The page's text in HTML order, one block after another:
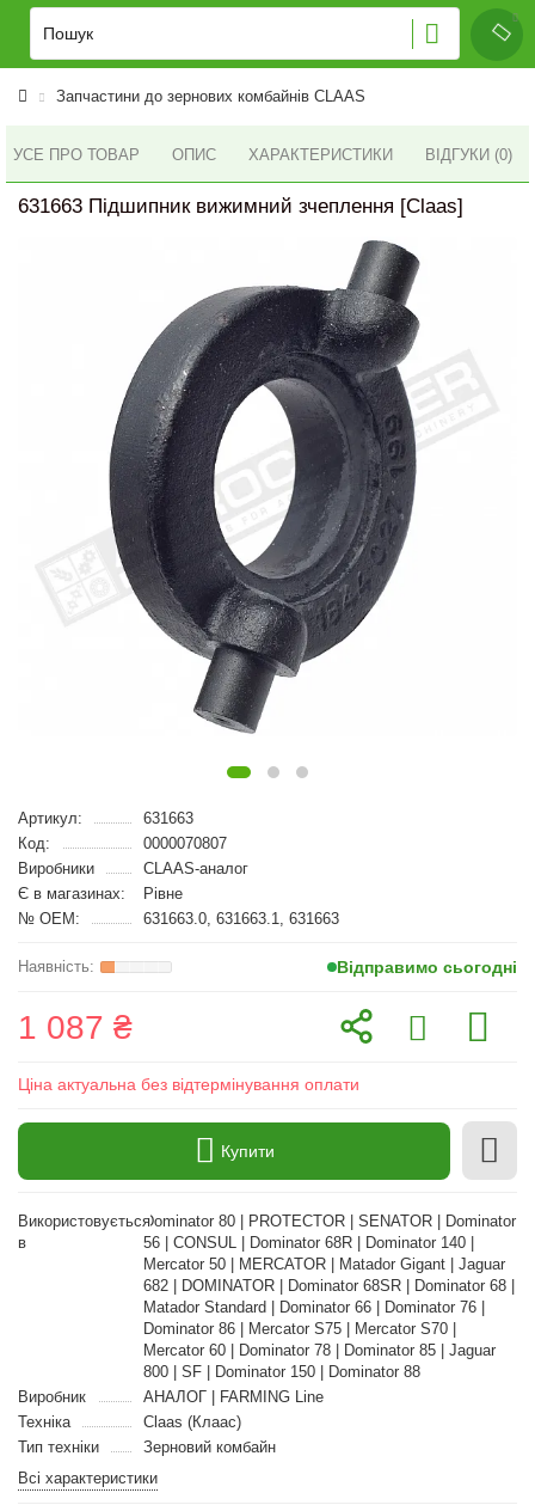
Запчастини до зернових комбайнів CLAAS
УСЕ ПРО ТОВАР ОПИС ХАРАКТЕРИСТИКИ ВІДГУКИ (0)
631663 Підшипник вижимний зчеплення [Claas]
Артикул:
631663
Код:
0000070807
Виробники
CLAAS-аналог
Є в магазинах:
Рівне
№ OEM:
631663.0, 631663.1, 631663
Відправимо сьогодні
1 087 ₴
Ціна актуальна без відтермінування оплати
Купити
Використовується
в
Dominator 80 | PROTECTOR | SENATOR | Dominator
56 | CONSUL | Dominator 68R | Dominator 140 |
Mercator 50 | MERCATOR | Matador Gigant | Jaguar
682 | DOMINATOR | Dominator 68SR | Dominator 68 |
Matador Standard | Dominator 66 | Dominator 76 |
Dominator 86 | Mercator S75 | Mercator S70 |
Mercator 60 | Dominator 78 | Dominator 85 | Jaguar
800 | SF | Dominator 150 | Dominator 88
Виробник
АНАЛОГ | FARMING Line
Техніка
Claas (Клаас)
Тип техніки
Зерновий комбайн
Всі характеристики